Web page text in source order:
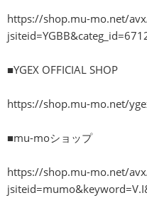
https://shop.mu-mo.net/
■YGEX OFFICIAL SHOP
https://shop.mu-mo.net/
■mu-moショップ
https://shop.mu-mo.net/